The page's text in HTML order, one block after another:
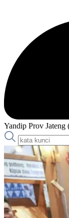
Yandip Prov Jateng